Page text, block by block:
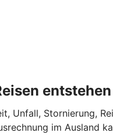
entstehen
Unfall, Stornierung,
im Ausland